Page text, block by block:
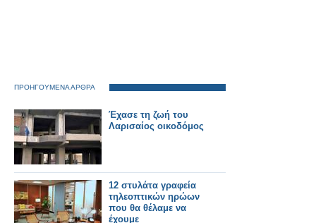
ΠΡΟΗΓΟΥΜΕΝΑ ΑΡΘΡΑ
Έχασε τη ζωή του
Λαρισαίος οικοδόμος
12 στυλάτα γραφεία
τηλεοπτικών ηρώων
που θα θέλαμε να
έχουμε